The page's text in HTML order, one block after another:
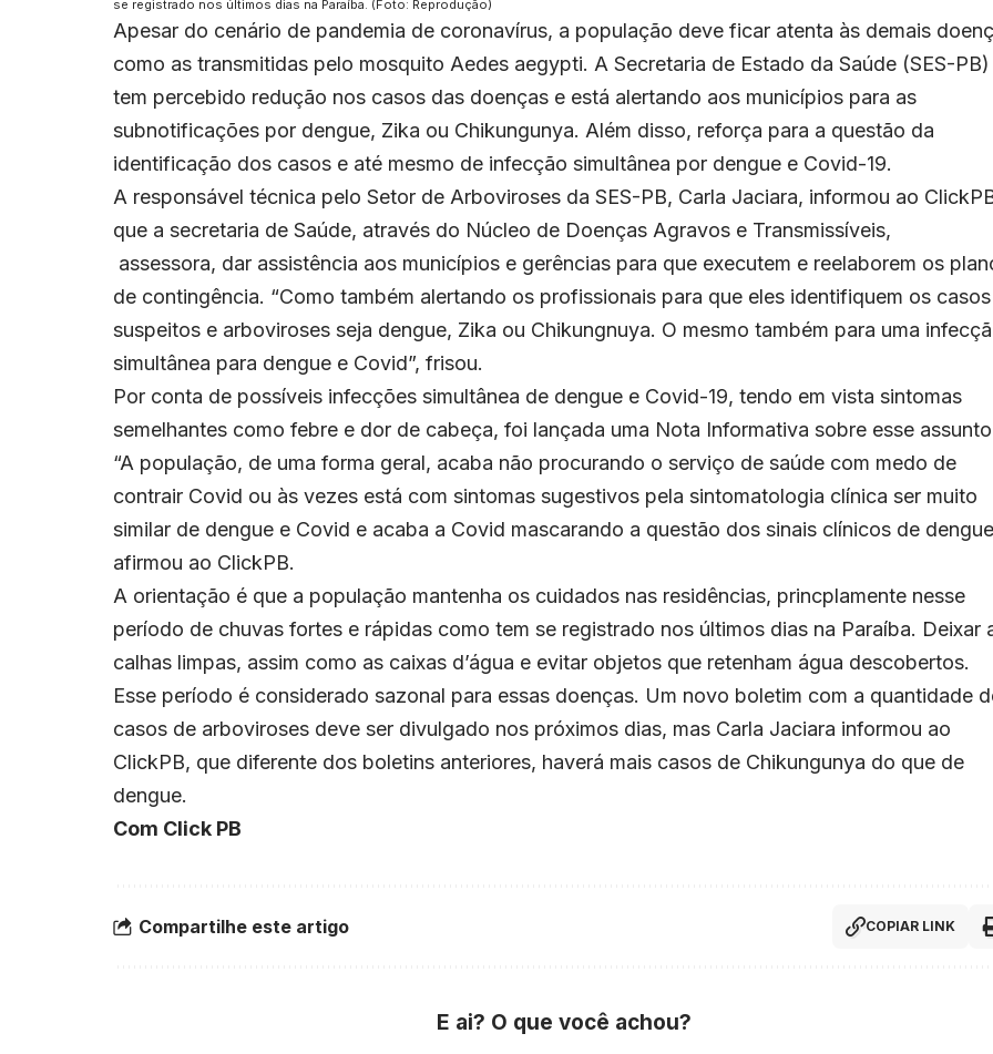
se registrado nos últimos dias na Paraíba. (Foto: Reprodução)
Apesar do cenário de pandemia de coronavírus, a população deve ficar atenta às demais
como as transmitidas pelo mosquito Aedes aegypti. A Secretaria de Estado da Saúde (SES-PB)
tem percebido redução nos casos das doenças e está alertando aos municípios para as
subnotificações por dengue, Zika ou Chikungunya. Além disso, reforça para a questão da
identificação dos casos e até mesmo de infecção simultânea por dengue e Covid-19.
A responsável técnica pelo Setor de Arboviroses da SES-PB, Carla Jaciara, informou ao
que a secretaria de Saúde, através do Núcleo de Doenças Agravos e Transmissíveis,
assessora, dar assistência aos municípios e gerências para que executem e reelaborem os
de contingência. “Como também alertando os profissionais para que eles identifiquem os casos
suspeitos e arboviroses seja dengue, Zika ou Chikungnuya. O mesmo também para uma
simultânea para dengue e Covid”, frisou.
Por conta de possíveis infecções simultânea de dengue e Covid-19, tendo em vista sintomas
semelhantes como febre e dor de cabeça, foi lançada uma Nota Informativa sobre esse
“A população, de uma forma geral, acaba não procurando o serviço de saúde com medo de
contrair Covid ou às vezes está com sintomas sugestivos pela sintomatologia clínica ser muito
similar de dengue e Covid e acaba a Covid mascarando a questão dos sinais clínicos de
afirmou ao ClickPB.
A orientação é que a população mantenha os cuidados nas residências, princplamente nesse
período de chuvas fortes e rápidas como tem se registrado nos últimos dias na Paraíba. Deixar
calhas limpas, assim como as caixas d’água e evitar objetos que retenham água descobertos.
Esse período é considerado sazonal para essas doenças. Um novo boletim com a quantidade
casos de arboviroses deve ser divulgado nos próximos dias, mas Carla Jaciara informou ao
ClickPB, que diferente dos boletins anteriores, haverá mais casos de Chikungunya do que de
dengue.
Com Click PB
Compartilhe este artigo COPIAR LINK
E ai? O que você achou?